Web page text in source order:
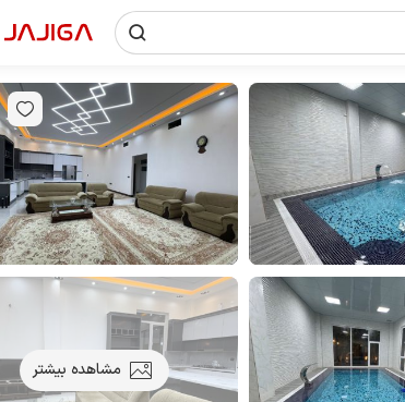
مشاهده بیشتر